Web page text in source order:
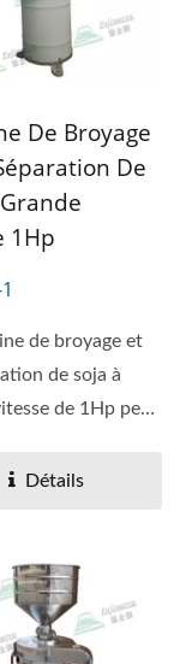
De Broyage
De
1Hp
de broyage et
de soja à
de 1Hp peut
Détails